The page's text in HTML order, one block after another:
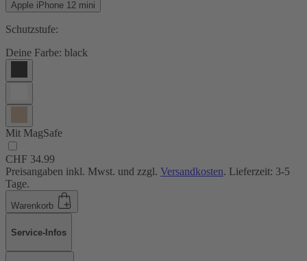
Apple iPhone 12 mini
Schutzstufe:
Deine Farbe: black
Mit MagSafe
CHF 34.99
Preisangaben inkl. Mwst. und zzgl. Versandkosten. Lieferzeit: 3-5
Tage.
Warenkorb
Service-Infos